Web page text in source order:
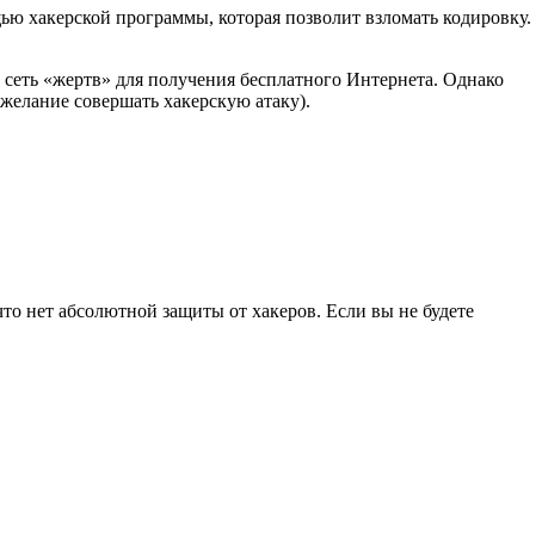
программы, которая позволит взломать кодировку.
«жертв» для получения бесплатного Интернета. Однако
совершать хакерскую атаку).
нет абсолютной защиты от хакеров. Если вы не будете